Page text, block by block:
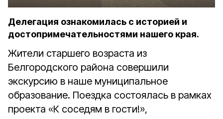
Делегация ознакомилась с историей и
достопримечательностями нашего края.
Жители старшего возраста из
Белгородского района совершили
экскурсию в наше муниципальное
образование. Поездка состоялась в рамках
проекта «К соседям в гости!»,